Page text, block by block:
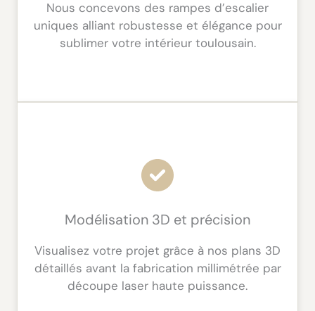
Nous concevons des rampes d’escalier
uniques alliant robustesse et élégance pour
sublimer votre intérieur toulousain.
Modélisation 3D et précision
Visualisez votre projet grâce à nos plans 3D
détaillés avant la fabrication millimétrée par
découpe laser haute puissance.